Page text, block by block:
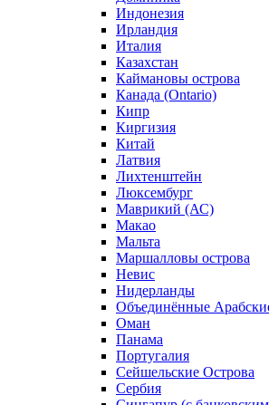
Индонезия
Ирландия
Италия
Казахстан
Каймановы острова
Канада (Ontario)
Кипр
Киргизия
Китай
Латвия
Лихтенштейн
Люксембург
Маврикий (АС)
Макао
Мальта
Маршалловы острова
Нeвис
Нидерланды
Объединённые
Оман
Панама
Португалия
Сейшельские Острова
Сербия